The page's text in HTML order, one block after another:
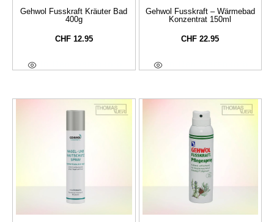
Gehwol Fusskraft Kräuter Bad
400g
CHF12.95
Gehwol Fusskraft – Wärmebad
Konzentrat 150ml
CHF 22.95